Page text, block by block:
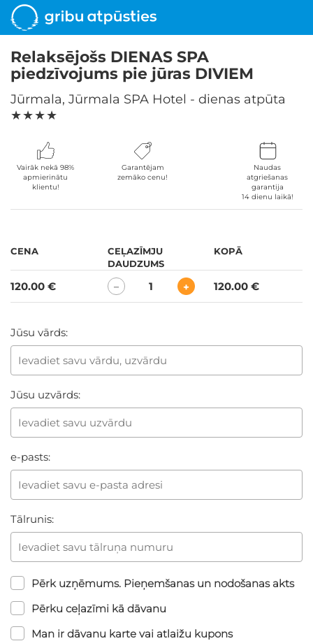
Relaksējošs DIENAS SPA
piedzīvojums pie jūras DIVIEM
Jūrmala, Jūrmala SPA Hotel - dienas atpūta
★ ★ ★ ★
Vairāk nekā 98%
apmierinātu
klientu!
Garantējam
zemāko cenu!
Naudas
atgriešanas
garantija
14 dienu laikā!
CENA
CEĻAZĪMJU
DAUDZUMS
KOPĀ
120.00 € − 1 + 120.00 €
Jūsu vārds:
Jūsu uzvārds:
e-pasts:
Tālrunis:
Pērk uzņēmums. Pieņemšanas un nodošanas akts
Pērku ceļazīmi kā dāvanu
Man ir dāvanu karte vai atlaižu kupons